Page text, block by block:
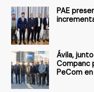
c
a
r
o
r
PAE
Ávila,
Companc
PeCom